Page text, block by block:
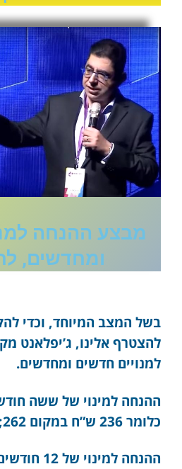
מבצע ההנחה
ומחדשים,
בשל המצב המיוחד, וכדי
להצטרף אלינו, ג’יפלאנט
למנויים חדשים ומחדשים.
כלומר 236 ש”ח במקום 262;